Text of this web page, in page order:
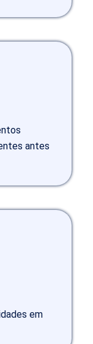
antes
em